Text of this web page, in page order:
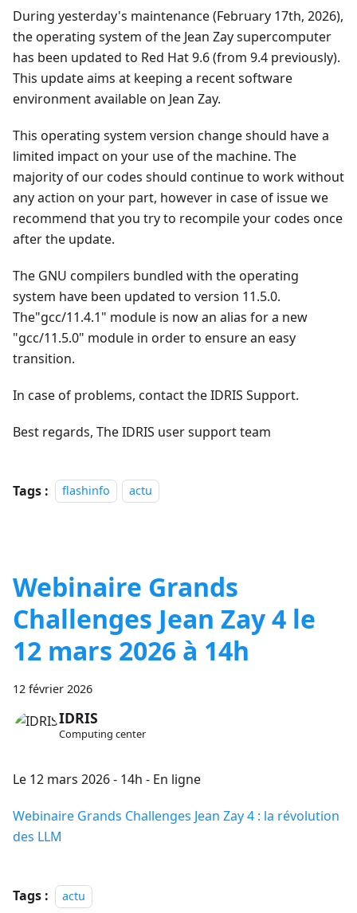
During yesterday's maintenance (February 17th, 2026),
the operating system of the Jean Zay supercomputer
has been updated to Red Hat 9.6 (from 9.4 previously).
This update aims at keeping a recent software
environment available on Jean Zay.
This operating system version change should have a
limited impact on your use of the machine. The
majority of our codes should continue to work without
any action on your part, however in case of issue we
recommend that you try to recompile your codes once
after the update.
The GNU compilers bundled with the operating
system have been updated to version 11.5.0.
The"gcc/11.4.1" module is now an alias for a new
"gcc/11.5.0" module in order to ensure an easy
transition.
In case of problems, contact the IDRIS Support.
Best regards, The IDRIS user support team
Tags : flashinfo actu
Webinaire Grands
Challenges Jean Zay 4 le
12 mars 2026 à 14h
12 février 2026
IDRIS
Computing center
Le 12 mars 2026 - 14h - En ligne
Webinaire Grands Challenges Jean Zay 4 : la révolution
des LLM
Tags : actu